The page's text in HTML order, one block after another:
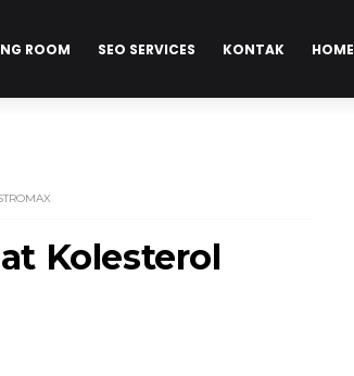
ROOM SEO SERVICES KONTAK HOME
Kolesterol